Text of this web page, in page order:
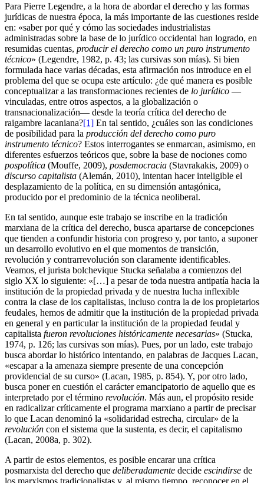
Para Pierre Legendre, a la hora de abordar el derecho y las formas
jurídicas de nuestra época, la más importante de las cuestiones reside
en: «saber por qué y cómo las sociedades industrialistas
administradas sobre la base de lo jurídico occidental han logrado, en
resumidas cuentas, producir el derecho como un puro instrumento
técnico» (Legendre, 1982, p. 43; las cursivas son mías). Si bien
formulada hace varias décadas, esta afirmación nos introduce en el
problema del que se ocupa este artículo: ¿de qué manera es posible
conceptualizar a las transformaciones recientes de lo jurídico —
vinculadas, entre otros aspectos, a la globalización o
transnacionalización— desde la teoría crítica del derecho de
raigambre lacaniana?[1] En tal sentido, ¿cuáles son las condiciones
de posibilidad para la producción del derecho como puro
instrumento técnico? Estos interrogantes se enmarcan, asimismo, en
diferentes esfuerzos teóricos que, sobre la base de nociones como
pospolítica (Mouffe, 2009), posdemocracia (Stavrakakis, 2009) o
discurso capitalista (Alemán, 2010), intentan hacer inteligible el
desplazamiento de la política, en su dimensión antagónica,
producido por el predominio de la técnica neoliberal.
En tal sentido, aunque este trabajo se inscribe en la tradición
marxiana de la crítica del derecho, busca apartarse de concepciones
que tienden a confundir historia con progreso y, por tanto, a suponer
un desarrollo evolutivo en el que momentos de transición,
revolución y contrarrevolución son claramente identificables.
Veamos, el jurista bolchevique Stucka señalaba a comienzos del
siglo XX lo siguiente: «[…] a pesar de toda nuestra antipatía hacia la
institución de la propiedad privada y de nuestra lucha inflexible
contra la clase de los capitalistas, incluso contra la de los propietarios
feudales, hemos de admitir que la institución de la propiedad privada
en general y en particular la institución de la propiedad feudal y
capitalista fueron revoluciones históricamente necesarias» (Stucka,
1974, p. 126; las cursivas son mías). Pues, por un lado, este trabajo
busca abordar lo histórico intentando, en palabras de Jacques Lacan,
«escapar a la amenaza siempre presente de una concepción
providencial de su curso» (Lacan, 1985, p. 854). Y, por otro lado,
busca poner en cuestión el carácter emancipatorio de aquello que es
interpretado por el término revolución. Más aun, el propósito reside
en radicalizar críticamente el programa marxiano a partir de precisar
lo que Lacan denominó la «solidaridad estrecha, circular» de la
revolución con el sistema que la sustenta, es decir, el capitalismo
(Lacan, 2008a, p. 302).
A partir de estos elementos, es posible encarar una crítica
posmarxista del derecho que deliberadamente decide escindirse de
los marxismos tradicionalistas y, al mismo tiempo, reconocer en el